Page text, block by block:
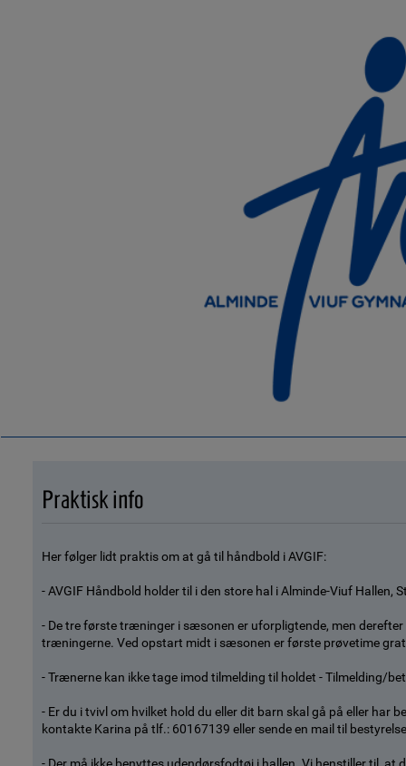
Praktisk info
Her følger lidt praktis om at gå til håndbold i AVGIF:
- AVGIF Håndbold holder til i den store hal i Alminde-Viuf Hallen,
- De tre første træninger i sæsonen er uforpligtende, men
træningerne. Ved opstart midt i sæsonen er første prøvetime
- Trænerne kan ikke tage imod tilmelding til holdet - Tilmelding/
- Er du i tvivl om hvilket hold du eller dit barn skal gå på eller har
kontakte Karina på tlf.: 60167139 eller sende en mail til